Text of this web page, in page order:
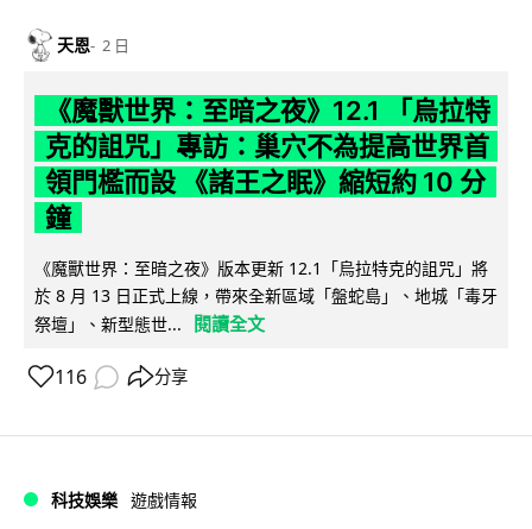
天恩 2 日
《魔獸世界：至暗之夜》12.1 「烏拉特
克的詛咒」專訪：巢穴不為提高世界首
領門檻而設 《諸王之眠》縮短約 10 分
鐘
《魔獸世界：至暗之夜》版本更新 12.1「烏拉特克的詛咒」將
於 8 月 13 日正式上線，帶來全新區域「盤蛇島」、地城「毒牙
祭壇」、新型態世...
閱讀全文
116 分享
科技娛樂 遊戲情報